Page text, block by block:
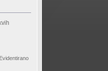
Evidentirano